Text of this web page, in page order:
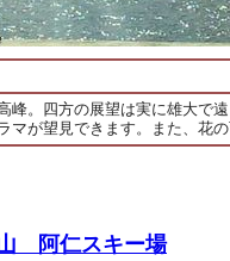
峰。四方の展望は実に雄大で
マが望見できます。また、花
阿仁スキー場